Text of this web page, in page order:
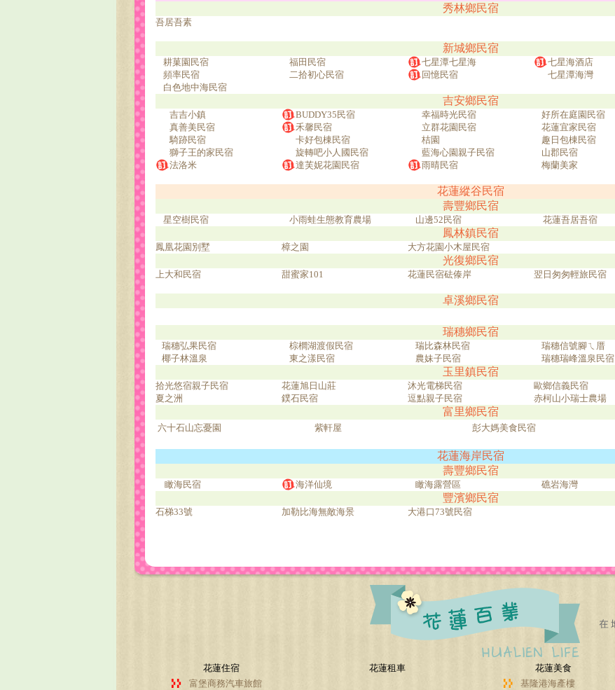
秀林鄉民宿
吾居吾素
新城鄉民宿
耕菓園民宿
頻率民宿
白色地中海民宿
福田民宿
二拾初心民宿
七星潭七星海
回憶民宿
七星海酒店
七星潭海灣
吉安鄉民宿
吉吉小鎮
真善美民宿
騎跡民宿
獅子王的家民宿
法洛米
BUDDY35民宿
禾馨民宿
卡好包棟民宿
旋轉吧小人國民宿
達芙妮花園民宿
幸福時光民宿
立群花園民宿
桔園
藍海心園親子民宿
雨晴民宿
好所在庭園民宿
花蓮宜家民宿
趣日包棟民宿
山郡民宿
梅蘭美家
花蓮縱谷民宿
壽豐鄉民宿
星空樹民宿 小雨蛙生態教育農場 山邊52民宿 花蓮吾居吾宿
鳳林鎮民宿
鳳凰花園別墅 樟之園 大方花園小木屋民宿
光復鄉民宿
上大和民宿 甜蜜家101 花蓮民宿砝傣岸 翌日匆匆輕旅民宿
卓溪鄉民宿
瑞穗鄉民宿
瑞穗弘果民宿
椰子林溫泉
棕櫚湖渡假民宿
東之漾民宿
瑞比森林民宿
農妹子民宿
瑞穗信號腳ㄟ厝
瑞穗瑞峰溫泉民宿
玉里鎮民宿
拾光悠宿親子民宿
夏之洲
花蓮旭日山莊
鏷石民宿
沐光電梯民宿
逗點親子民宿
歐鄉信義民宿
赤柯山小瑞士農場
富里鄉民宿
六十石山忘憂園 紫軒屋 彭大媽美食民宿
花蓮海岸民宿
壽豐鄉民宿
瞰海民宿 海洋仙境 瞰海露營區 礁岩海灣
豐濱鄉民宿
石梯33號 加勒比海無敵海景 大港口73號民宿
花蓮住宿
富堡商務汽車旅館
花蓮租車
花蓮美食
基隆港海產樓